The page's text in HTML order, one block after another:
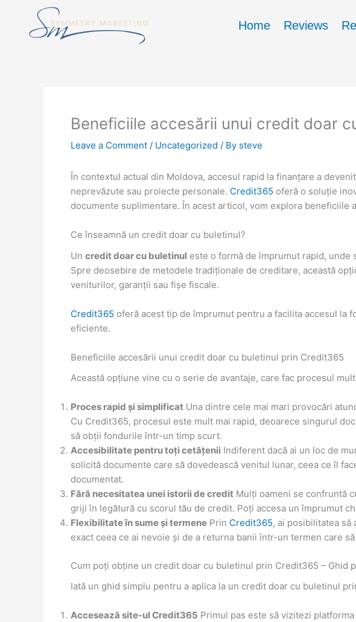
content
Home Reviews
Beneficiile accesării unui credit doar
Leave a Comment / Uncategorized / By steve
În contextul actual din Moldova, accesul rapid la finanțare a
neprevăzute sau proiecte personale. Credit365 oferă o soluție
documente suplimentare. În acest articol, vom explora
Ce înseamnă un credit doar cu buletinul?
Un credit doar cu buletinul este o formă de împrumut rapid,
Spre deosebire de metodele tradiționale de creditare, această
veniturilor, garanții sau fișe fiscale.
Credit365 oferă acest tip de împrumut pentru a facilita accesul la
eficiente.
Beneficiile accesării unui credit doar cu buletinul prin Credit365
Această opțiune vine cu o serie de avantaje, care fac procesul
Proces rapid și simplificat Una dintre cele mai mari provocări
Cu Credit365, procesul este mult mai rapid, deoarece singurul
să obții fondurile într-un timp scurt.
Accesibilitate pentru toți cetățenii Indiferent dacă ai un loc de
solicită documente care să dovedească venitul lunar, ceea ce îl
documentat.
Fără necesitatea unei istorii de credit Mulți oameni se confruntă
griji în legătură cu scorul tău de credit. Poți accesa un împrumut
Flexibilitate în sume și termene Prin Credit365, ai posibilitatea
exact ceea ce ai nevoie și de a returna banii într-un termen care
Cum poți obține un credit doar cu buletinul prin Credit365 – Ghid
Iată un ghid simplu pentru a aplica la un credit doar cu buletinul
Accesează site-ul Credit365 Primul pas este să vizitezi